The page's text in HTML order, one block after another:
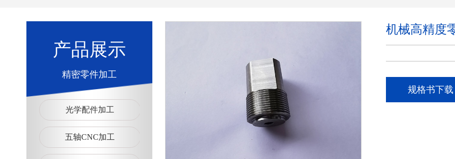
产品展示
精密零件加工
光学配件加工
五轴CNC加工
机械高精度
规格书下载